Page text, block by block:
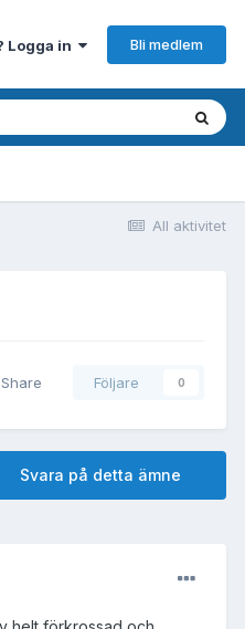
Logga in Bli medlem
All aktivitet
Share Följare 0
Svara på detta ämne